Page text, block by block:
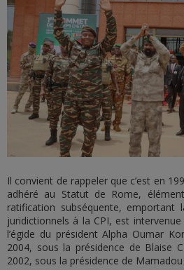
Il convient de rappeler que c’est en
adhéré au Statut de Rome,
ratification subséquente, emportant
juridictionnels à la CPI, est
l’égide du président Alpha Oumar
2004, sous la présidence de Blaise
2002, sous la présidence de